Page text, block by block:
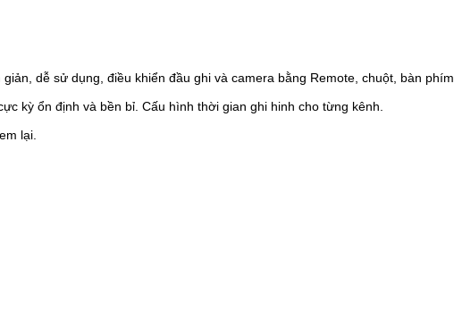
dễ sử dụng, điều khiển đầu ghi và camera bằng Remote, chuột, bàn phím.
kỳ ổn định và bền bỉ. Cấu hình thời gian ghi hinh cho từng kênh.
lại.